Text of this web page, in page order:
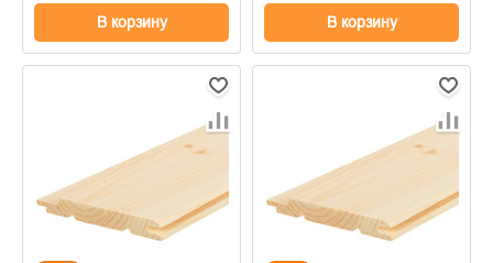
В корзину В корзину